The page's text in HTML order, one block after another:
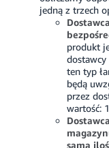
jedną z trzech
produkt
dostawcy
ten typ
będą
przez
wartość:
samą